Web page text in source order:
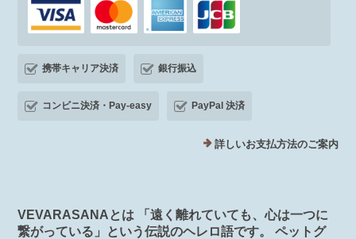
携帯キャリア決済 銀行振込
コンビニ決済・Pay-easy PayPal 決済
詳しいお支払方法のご案内
VEVARASANAとは 「遠く離れていても、心は一つに
繋がっている」という伝説のヘレロ語です。 ペットグ